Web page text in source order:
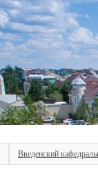
Введенский